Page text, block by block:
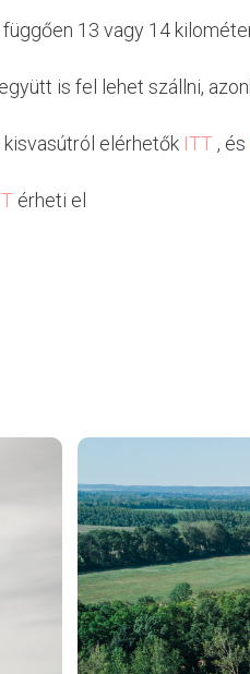
13 vagy 14
is fel lehet szállni,
elérhetők ITT , és
érheti el